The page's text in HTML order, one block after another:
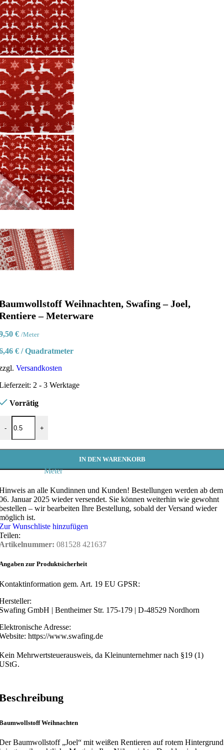
Weihnachten, Swafing – Joel,
– Meterware
€ /Meter
€ /Quadratmeter
Versandkosten
2 - 3 Werktage
Vorrätig
-
Weihnachten, Swafing - Joel, Rentiere - Meterware
+
Meter
IN DEN WARENKORB
an alle Kundinnen und Kunden! Bestellungen werden ab dem
Januar 2025 wieder versendet. Sie können weiterhin wie gewohnt
– wir bearbeiten Ihre Bestellung, sobald der Versand wieder
ist.
Wunschliste hinzufügen
081528 421637
zur Produktsicherheit
gem. Art. 19 EU GPSR:
GmbH | Bentheimer Str. 175-179 | D-48529 Nordhorn
Adresse:
https://www.swafing.de
Mehrwertsteuerausweis, da Kleinunternehmer nach §19 (1)
Weihnachten
Baumwollstoff „Joel“ mit weißen Rentieren auf rotem Hintergrund